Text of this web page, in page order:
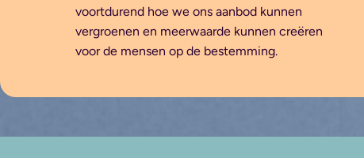
voortdurend hoe we ons aanbod kunnen
vergroenen en meerwaarde kunnen creëren
voor de mensen op de bestemming.